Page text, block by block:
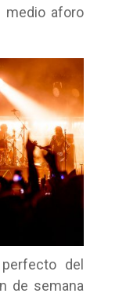
medio aforo
del
de semana